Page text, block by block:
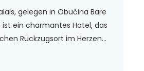
gelegen in Obućina Bare
ist ein charmantes Hotel, das
Rückzugsort im Herzen...